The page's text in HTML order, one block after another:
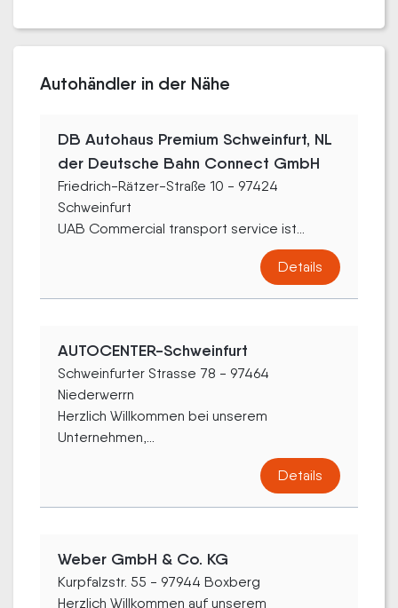
Autohändler in der Nähe
DB Autohaus Premium Schweinfurt, NL
der Deutsche Bahn Connect GmbH
Friedrich-Rätzer-Straße 10 - 97424
Schweinfurt
UAB Commercial transport service ist...
Details
AUTOCENTER-Schweinfurt
Schweinfurter Strasse 78 - 97464
Niederwerrn
Herzlich Willkommen bei unserem
Unternehmen,...
Details
Weber GmbH & Co. KG
Kurpfalzstr. 55 - 97944 Boxberg
Herzlich Willkommen auf unserem